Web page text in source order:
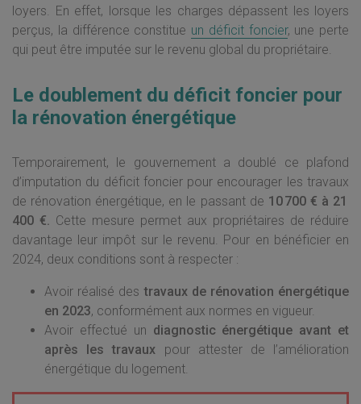
loyers. En effet, lorsque les charges dépassent les loyers
perçus, la différence constitue un déficit foncier, une perte
qui peut être imputée sur le revenu global du propriétaire.
Le doublement du déficit foncier pour
la rénovation énergétique
Temporairement, le gouvernement a doublé ce plafond
d’imputation du déficit foncier pour encourager les travaux
de rénovation énergétique, en le passant de 10 700 € à 21
400 €. Cette mesure permet aux propriétaires de réduire
davantage leur impôt sur le revenu. Pour en bénéficier en
2024, deux conditions sont à respecter :
Avoir réalisé des travaux de rénovation énergétique
en 2023, conformément aux normes en vigueur.
Avoir effectué un diagnostic énergétique avant et
après les travaux pour attester de l’amélioration
énergétique du logement.